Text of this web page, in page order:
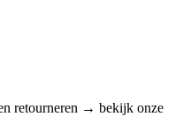
retourneren → bekijk onze